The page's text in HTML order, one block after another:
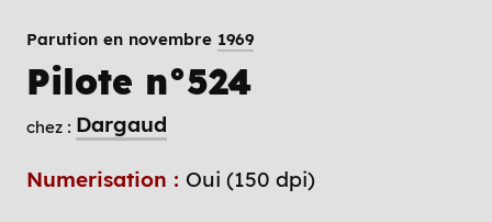
Parution en novembre 1969
Pilote n°524
chez : Dargaud
Numerisation : Oui (150 dpi)